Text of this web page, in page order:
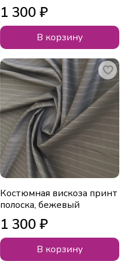
1 300 ₽
В корзину
Костюмная вискоза принт
полоска, бежевый
1 300 ₽
В корзину